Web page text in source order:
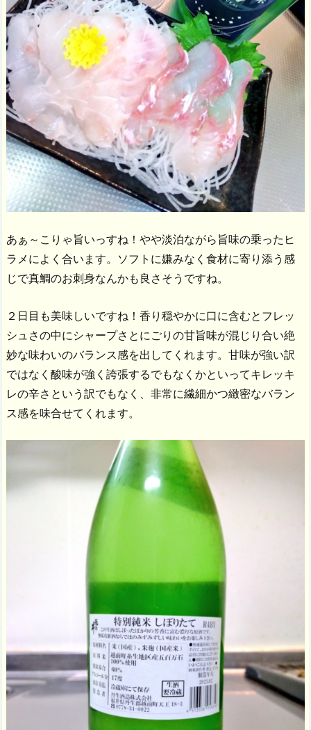
あぁ～こりゃ旨いっすね！やや淡泊ながら旨味の乗ったヒ
ラメによく合います。ソフトに嫌みなく食材に寄り添う感
じで真鯛のお刺身なんかも良さそうですね。
２日目も美味しいですね！香り穏やかに口に含むとフレッ
シュさの中にシャープさとにごりの甘旨味が混じり合い絶
妙な味わいのバランス感を出してくれます。甘味が強い訳
ではなく酸味が強く誇張するでもなくかといってキレッキ
レの辛さという訳でもなく、非常に繊細かつ緻密なバラン
ス感を味合せてくれます。